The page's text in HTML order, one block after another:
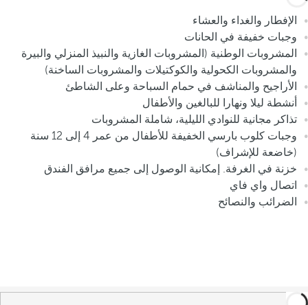
الإفطار والغداء والعشاء
وجبات خفيفة في الحانات
المشروبات الوطنية (المشروبات الغازية والنبيذ المنزلي والبيرة
والمشروبات الكحولية والكوكتيلات والمشروبات الساخنة)
الأراجيح والمناشف في حمام السباحة وعلى الشاطئ
أنشطة ليلا ونهارا للبالغين والأطفال
تذاكر مجانية للنوادي الليلية، شاملة المشروبات
وجبات كلوب بارسي الخفيفة للأطفال من عمر 4 إلى 12 سنة
(خاضعة للإشراف)
خزنة في الغرفة. إمكانية الوصول إلى جميع مرافق الفندق
اتصال واي فاي
الضرائب والنصائح